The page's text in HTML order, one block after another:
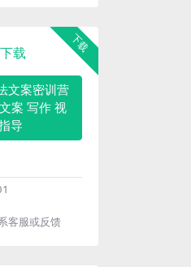
下载
载
文案密训营
案 写作 视
导
客服或反馈